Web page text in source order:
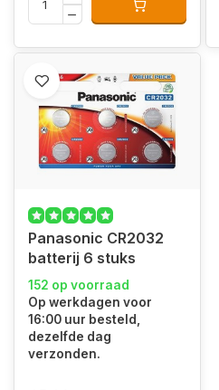
Panasonic CR2032
batterij 6 stuks
152 op voorraad
Op werkdagen voor
16:00 uur besteld,
dezelfde dag
verzonden.